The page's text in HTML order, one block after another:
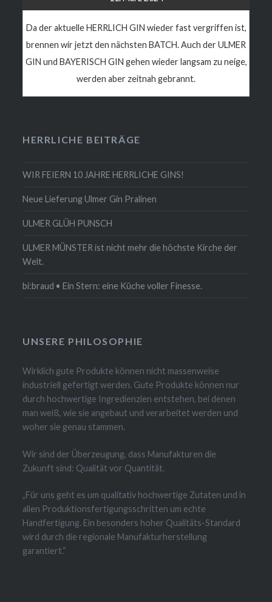
Da der aktuelle HERRLICH GIN wieder fast vergriffen ist,
brennen wir jetzt den nächsten BATCH. Auch der ULMER
GIN und BAYERISCH GIN gehen wieder langsam zu neige,
werden aber zeitnah gebrannt.
HERRLICHE BEITRÄGE
WIR FEIERN 10 JAHRE HERRLICHE GINS!
Neue Lieferung Ulmer Gin Pralinen
ULMER GLÜH PUNSCH
ULMER MÜNSTER ist nicht mehr die höchste Kirche der
Welt.
bi:braud • Ein Stern: eine Küche voller Finesse.
UNSERE PHILOSOPHIE
Wirklich gute Produkte können nicht massenweise
industriell gefertigt werden. Gute Produkte können nur
durch hochwertige Ingredienzien entstehen, bei denen
man weiß, wie sie angebaut und verarbeitet werden und
woher sie genau stammen.
Wir sind der Überzeugung, dass Manufakturen die
Zukunft sind: Qualität vor Quantität.
„Für uns geht es um qualitativ hochwertige Zutaten und in
allen Produktionsfertigungsschritten um echte
Handfertigung. Ein besonders hoher Qualitäts-Standard
wird durch die regionale Manufakturherstellung
garantiert.“